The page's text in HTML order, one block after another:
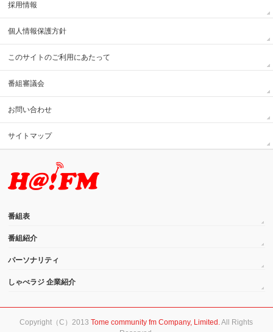
採用情報
個人情報保護方針
このサイトのご利用にあたって
番組審議会
お問い合わせ
サイトマップ
番組表
番組紹介
パーソナリティ
しゃべラジ 企業紹介
Copyright（C）2013Tome community fm Company, Limited.All Rights